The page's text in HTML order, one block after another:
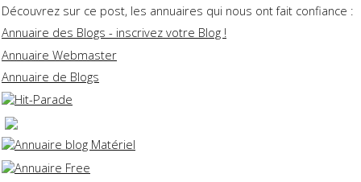
Découvrez sur ce post, les annuaires qui nous ont fait confiance :
Annuaire des Blogs - inscrivez votre Blog !
Annuaire Webmaster
Annuaire de Blogs